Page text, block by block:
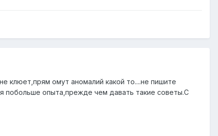
клюет,прям омут аномалий какой то....не пишите
побольше опыта,прежде чем давать такие советы.С